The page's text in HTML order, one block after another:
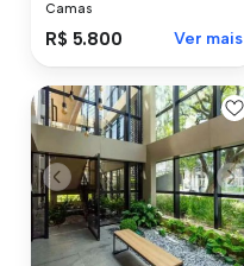
Camas
R$ 5.800 Ver mais